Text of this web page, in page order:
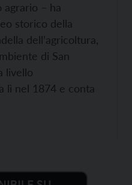
agrario – ha
storico della
dell’agricoltura,
di San
livello
lì nel 1874 e conta